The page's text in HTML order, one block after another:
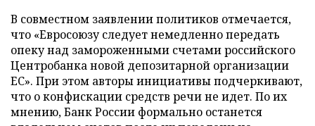
В совместном заявлении политиков отмечается,
что «Евросоюзу следует немедленно передать
опеку над замороженными счетами российского
Центробанка новой депозитарной организации
ЕС». При этом авторы инициативы подчеркивают,
что о конфискации средств речи не идет. По их
мнению, Банк России формально останется